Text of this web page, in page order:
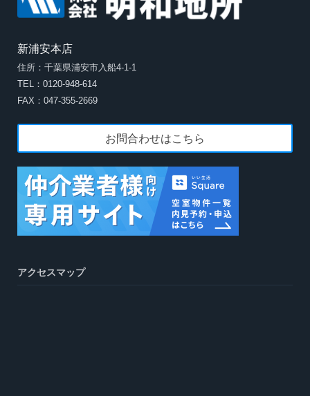
新浦安本店
住所：千葉県浦安市入船4-1-1
TEL：0120-948-614
FAX：047-355-2669
お問合わせはこちら
アクセスマップ